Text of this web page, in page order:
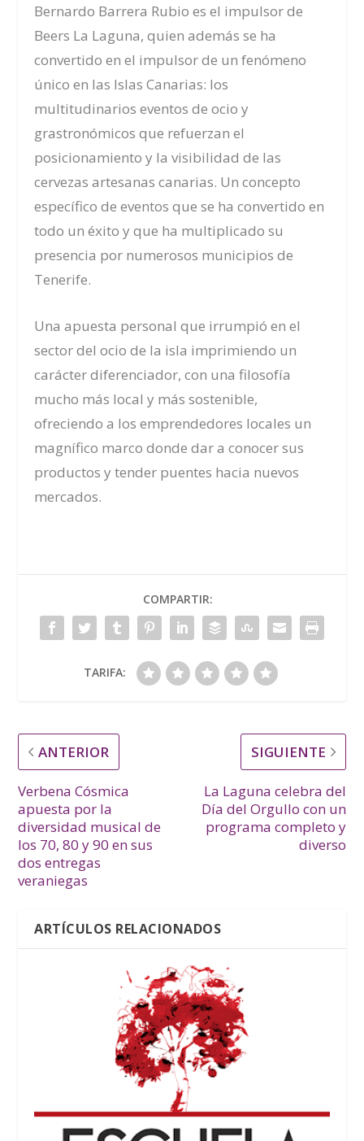
Bernardo Barrera Rubio es el impulsor de
Beers La Laguna, quien además se ha
convertido en el impulsor de un fenómeno
único en las Islas Canarias: los
multitudinarios eventos de ocio y
grastronómicos que refuerzan el
posicionamiento y la visibilidad de las
cervezas artesanas canarias. Un concepto
específico de eventos que se ha convertido en
todo un éxito y que ha multiplicado su
presencia por numerosos municipios de
Tenerife.
Una apuesta personal que irrumpió en el
sector del ocio de la isla imprimiendo un
carácter diferenciador, con una filosofía
mucho más local y más sostenible,
ofreciendo a los emprendedores locales un
magnífico marco donde dar a conocer sus
productos y tender puentes hacia nuevos
mercados.
COMPARTIR:
TARIFA:
ANTERIOR
Verbena Cósmica
apuesta por la
diversidad musical de
los 70, 80 y 90 en sus
dos entregas
veraniegas
SIGUIENTE
La Laguna celebra del
Día del Orgullo con un
programa completo y
diverso
ARTÍCULOS RELACIONADOS